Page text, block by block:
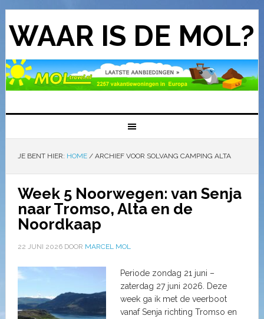
WAAR IS DE MOL?
JE BENT HIER: HOME /ARCHIEF VOOR SOLVANG CAMPING ALTA
Week 5 Noorwegen: van Senja
naar Tromso, Alta en de
Noordkaap
22 JUNI 2026DOOR MARCEL MOL
Periode zondag 21 juni –
zaterdag 27 juni 2026. Deze
week ga ik met de veerboot
vanaf Senja richting Tromso en